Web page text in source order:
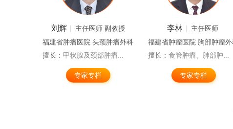
刘辉 主任医师 副教授
福建省肿瘤医院 头颈肿瘤外科
擅长： 甲状腺及颈部肿瘤...
专家专栏
李林
主任医师
福建省肿瘤医院 胸部肿瘤
擅长： 食管肿瘤、肺部肿...
专家专栏